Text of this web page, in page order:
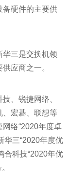
备硬件的主要供
华三是交换机领
应商之一。
、锐捷网络、
、宏碁、联想等
络“2020年度卓
华三“2020年度优
合科技“2020年优